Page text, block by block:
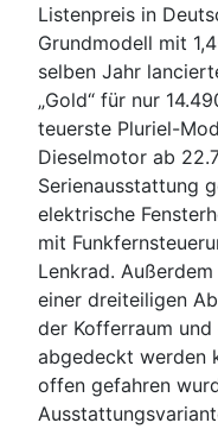
Listenpreis in
Grundmodell mit
selben Jahr
„Gold“ für nur
teuerste Pluriel-
Dieselmotor ab
Serienausstattung
elektrische
mit
Lenkrad.
einer dreiteiligen
der Kofferraum
abgedeckt werden
offen gefahren